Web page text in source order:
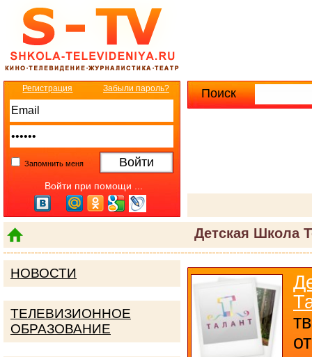
Поиск
Детская Школа
Регистрация Забыли пароль?
Запомнить меня
Войти при помощи ...
НОВОСТИ
ТЕЛЕВИЗИОННОЕ
ОБРАЗОВАНИЕ